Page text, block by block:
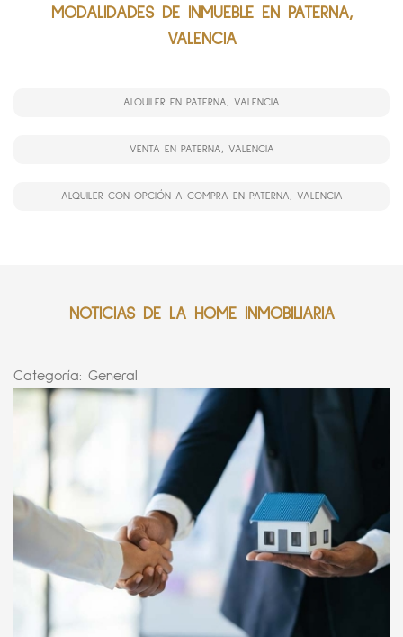
MODALIDADES DE INMUEBLE EN PATERNA,
VALENCIA
ALQUILER EN PATERNA, VALENCIA
VENTA EN PATERNA, VALENCIA
ALQUILER CON OPCIÓN A COMPRA EN PATERNA, VALENCIA
NOTICIAS DE LA HOME INMOBILIARIA
Categoría: General